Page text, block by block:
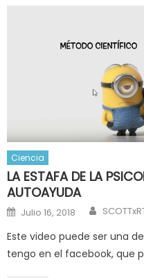
Ciencia
LA ESTAFA DE LA
AUTOAYUDA
Posted
on
Julio 16, 2018 Author
Este video puede ser una
tengo en el facebook, que